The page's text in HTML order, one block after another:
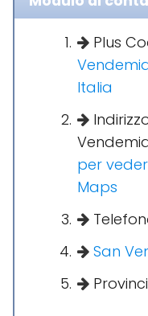
Plus
Italia
per
Maps
San